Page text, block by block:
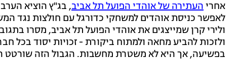
אחריהעתירה של אוהדי הפועל תל אביב, בג"ץ הוציא
לאפשר כניסת אוהדים למשחקי כדורגל עם חולצות נגד
ולירי קרן שמייצגים את אוהדי הפועל תל אביב, מסרו
ולזכות להביע מחאה ולמתוח ביקורת - זכויות יסוד
בפשיעה, אך היא לא משטרת מחשבות. הגבול הזה שורטט